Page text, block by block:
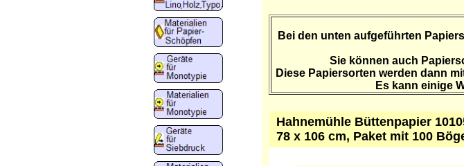
Bei den unten aufgeführten
Sie können auch
Diese Papiersorten werden dann
Es kann einige
Hahnemühle Büttenpapier
78 x 106 cm, Paket mit 100